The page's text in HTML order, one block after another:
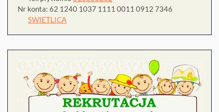
Nr konta: 62 1240 1037 1111 0011 0912 7346
SWIETLICA